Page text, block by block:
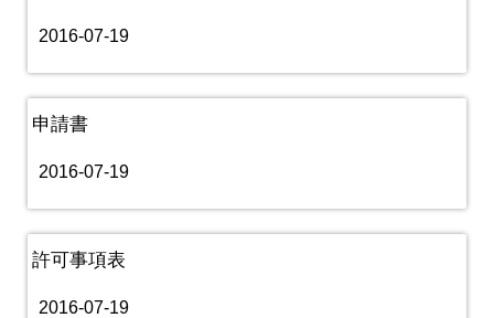
2016-07-19
申請書
2016-07-19
許可事項表
2016-07-19